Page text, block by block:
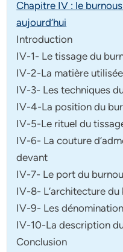
Chapitre IV : le
aujourd’hui
Introduction
IV-1- Le tissage du
IV-2-La matière
IV-3- Les techniques
IV-4-La position du
IV-5-Le rituel du
IV-6- La couture
devant
IV-7- Le port du
IV-8- L’architecture du
IV-9- Les
IV-10-La description
Conclusion